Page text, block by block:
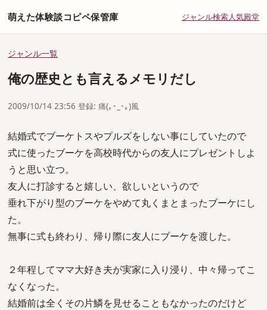
萌えた体験談コピペ保管庫 ジャンル検索人気殿堂
ジャンル一覧
俺の歴史とも言えるメモリだし
2009/10/14 23:56 登録: 痛(｡･_･｡)風
結婚式でブーケトスやプルズをしない事にしていたので
式に使ったブーケを高校時代からの友人にプレゼントしよ
うと思い立つ。
友人に打診すると嬉しい、欲しいというので
垂れ下がり型のブーケをやめて丸くまとまったブーケにし
た。
無事に式も終わり、帰り際に友人にブーケを渡した。
２年程してママ大好き夫が実家に入り浸り、中々帰ってこ
なくなった。
結婚前は全くその片鱗を見せることもなかったのだけど